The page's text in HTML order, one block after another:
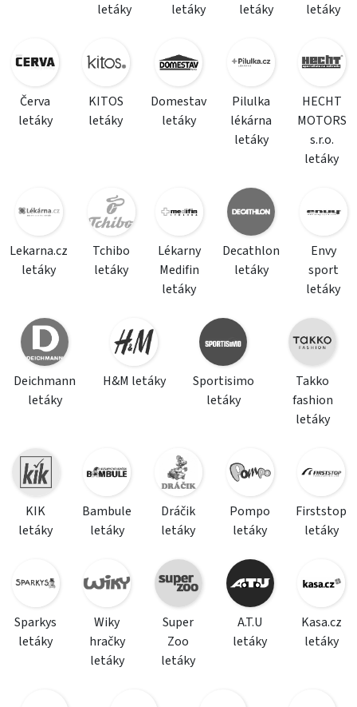
letáky
letáky
letáky
letáky
Červa
letáky
KITOS
letáky
Domestav
letáky
Pilulka
lékárna
letáky
HECHT
MOTORS
s.r.o.
letáky
Lekarna.cz
letáky
Tchibo
letáky
Lékarny
Medifin
letáky
Decathlon
letáky
Envy
sport
letáky
Deichmann
letáky
H&M letáky
Sportisimo
letáky
Takko
fashion
letáky
KIK
letáky
Bambule
letáky
Dráčik
letáky
Pompo
letáky
Firststop
letáky
Sparkys
letáky
Wiky
hračky
letáky
Super
Zoo
letáky
A.T.U
letáky
Kasa.cz
letáky